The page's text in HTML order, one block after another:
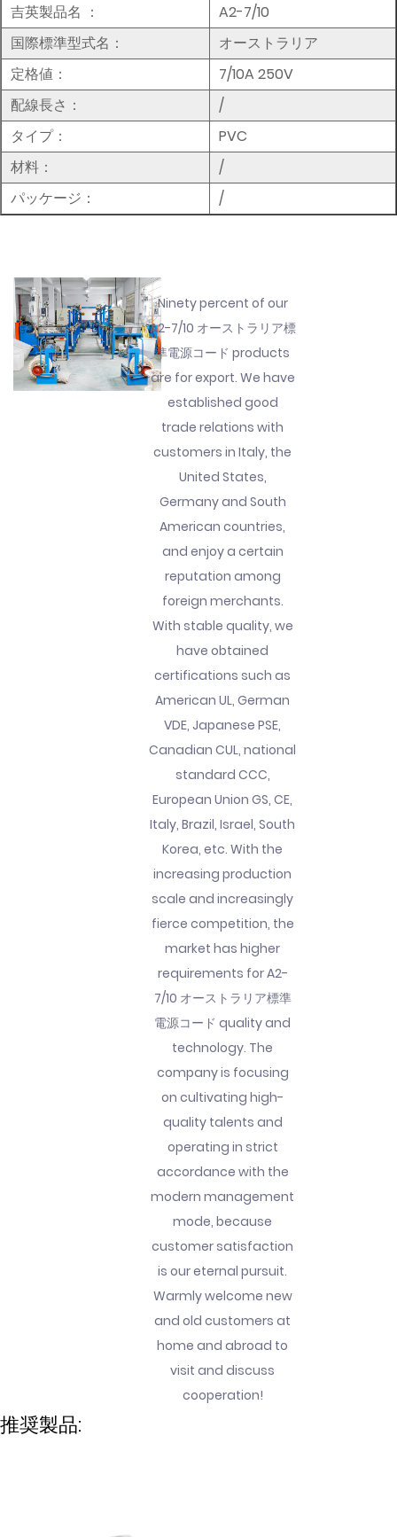
吉英製品名 ：
A2-7/10
国際標準型式名：
オーストラリア
定格値：
7/10A 250V
配線長さ：
/
タイプ：
PVC
材料：
/
パッケージ：
/
Ninety percent of our
A2-7/10 オーストラリア標
準電源コード products
are for export. We have
established good
trade relations with
customers in Italy, the
United States,
Germany and South
American countries,
and enjoy a certain
reputation among
foreign merchants.
With stable quality, we
have obtained
certifications such as
American UL, German
VDE, Japanese PSE,
Canadian CUL, national
standard CCC,
European Union GS, CE,
Italy, Brazil, Israel, South
Korea, etc. With the
increasing production
scale and increasingly
fierce competition, the
market has higher
requirements for A2-
7/10 オーストラリア標準
電源コード quality and
technology. The
company is focusing
on cultivating high-
quality talents and
operating in strict
accordance with the
modern management
mode, because
customer satisfaction
is our eternal pursuit.
Warmly welcome new
and old customers at
home and abroad to
visit and discuss
cooperation!
推奨製品: